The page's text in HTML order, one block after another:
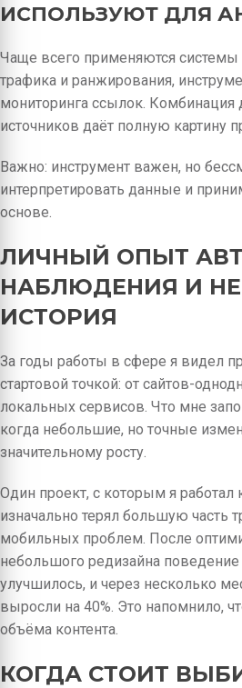
ИСПОЛЬЗУЮТ ДЛЯ
Чаще всего применяются системы
трафика и ранжирования,
мониторинга ссылок. Комбинация
источников даёт полную картину
Важно: инструмент важен, но
интерпретировать данные и
основе.
ЛИЧНЫЙ ОПЫТ
НАБЛЮДЕНИЯ И
ИСТОРИЯ
За годы работы в сфере я видел
стартовой точкой: от сайтов-
локальных сервисов. Что мне
когда небольшие, но точные
значительному росту.
Один проект, с которым я работал
изначально терял большую часть
мобильных проблем. После
небольшого редизайна поведение
улучшилось, и через несколько
выросли на 40%. Это напомнило,
объёма контента.
КОГДА СТОИТ